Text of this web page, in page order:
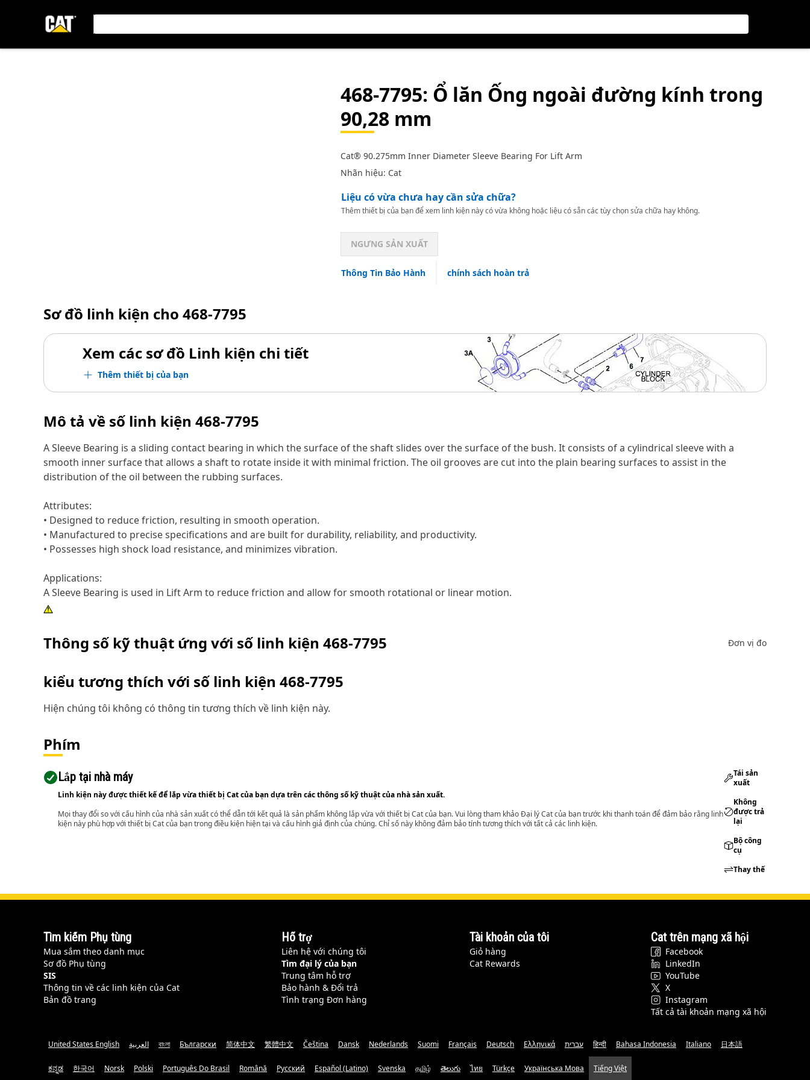
468-7795: Ổ lăn Ống ngoài đường kính trong
90,28 mm
Cat® 90.275mm Inner Diameter Sleeve Bearing For Lift Arm
Nhãn hiệu: Cat
Liệu có vừa chưa hay cần sửa chữa?
Thêm thiết bị của bạn để xem linh kiện này có vừa không hoặc liệu có sẵn các tùy chọn sửa chữa hay không.
NGƯNG SẢN XUẤT
Thông Tin Bảo Hành chính sách hoàn trả
Sơ đồ linh kiện cho 468-7795
Xem các sơ đồ Linh kiện chi tiết
Thêm thiết bị của bạn
Mô tả về số linh kiện 468-7795
A Sleeve Bearing is a sliding contact bearing in which the surface of the shaft slides over the surface of the bush. It consists of a cylindrical sleeve with a
smooth inner surface that allows a shaft to rotate inside it with minimal friction. The oil grooves are cut into the plain bearing surfaces to assist in the
distribution of the oil between the rubbing surfaces.
Attributes:
• Designed to reduce friction, resulting in smooth operation.
• Manufactured to precise specifications and are built for durability, reliability, and productivity.
• Possesses high shock load resistance, and minimizes vibration.
Applications:
A Sleeve Bearing is used in Lift Arm to reduce friction and allow for smooth rotational or linear motion.
Thông số kỹ thuật ứng với số linh kiện 468-7795 Đơn vị đo
kiểu tương thích với số linh kiện 468-7795
Hiện chúng tôi không có thông tin tương thích về linh kiện này.
Phím
Lắp tại nhà máy
Linh kiện này được thiết kế để lắp vừa thiết bị Cat của bạn dựa trên các thông số kỹ thuật của nhà sản xuất.
Mọi thay đổi so với cấu hình của nhà sản xuất có thể dẫn tới kết quả là sản phẩm không lắp vừa với thiết bị Cat của bạn. Vui lòng tham khảo Đại lý Cat của bạn trước khi thanh toán để đảm bảo rằng linh
kiện này phù hợp với thiết bị Cat của bạn trong điều kiện hiện tại và cấu hình giả định của chúng. Chỉ số này không đảm bảo tính tương thích với tất cả các linh kiện.
Tái sản
xuất
Không
được trả
lại
Bộ công
cụ
Thay thế
Tìm kiếm Phụ tùng
Mua sắm theo danh mục
Sơ đồ Phụ tùng
SIS
Thông tin về các linh kiện của Cat
Bản đồ trang
Hỗ trợ
Liên hệ với chúng tôi
Tìm đại lý của bạn
Trung tâm hỗ trợ
Bảo hành & Đổi trả
Tình trạng Đơn hàng
Tài khoản của tôi
Giỏ hàng
Cat Rewards
Cat trên mạng xã hội
Facebook
LinkedIn
YouTube
X
Instagram
Tất cả tài khoản mạng xã hội
United States English العربية বাংলা Български 简体中文 繁體中文 Čeština Dansk Nederlands Suomi Français Deutsch Ελληνικά עברית हिन्दी Bahasa Indonesia Italiano 日本語
ಕನ್ನಡ 한국어 Norsk Polski Português Do Brasil Română Русский Español (Latino) Svenska தமிழ் తెలుగు ไทย Türkçe Українська Мова Tiếng Việt